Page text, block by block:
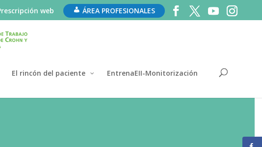
web ÁREA PROFESIONALES
El rincón del paciente EntrenaEII-Monitorización